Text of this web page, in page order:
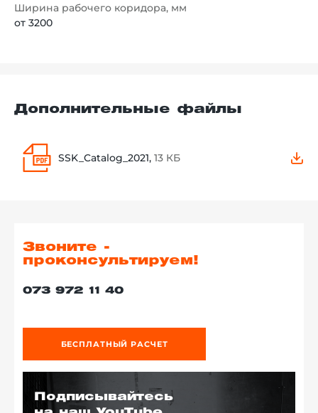
Ширина рабочего коридора, мм
от 3200
Дополнительные файлы
SSK_Catalog_2021, 13 КБ
Звоните -
проконсультируем!
073 972 11 40
БЕСПЛАТНЫЙ РАСЧЕТ
Подписывайтесь